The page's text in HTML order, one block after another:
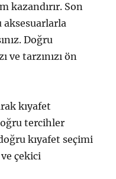
kazandırır. Son
Doğru
ve tarzınızı ön
kıyafet
tercihler
kıyafet seçimi
çekici